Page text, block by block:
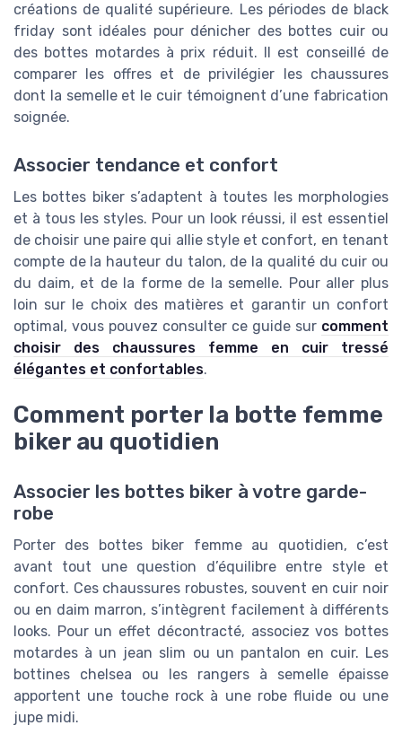
créations de qualité supérieure. Les périodes de black
friday sont idéales pour dénicher des bottes cuir ou
des bottes motardes à prix réduit. Il est conseillé de
comparer les offres et de privilégier les chaussures
dont la semelle et le cuir témoignent d’une fabrication
soignée.
Associer tendance et confort
Les bottes biker s’adaptent à toutes les morphologies
et à tous les styles. Pour un look réussi, il est essentiel
de choisir une paire qui allie style et confort, en tenant
compte de la hauteur du talon, de la qualité du cuir ou
du daim, et de la forme de la semelle. Pour aller plus
loin sur le choix des matières et garantir un confort
optimal, vous pouvez consulter ce guide sur comment
choisir des chaussures femme en cuir tressé
élégantes et confortables.
Comment porter la botte femme
biker au quotidien
Associer les bottes biker à votre garde-
robe
Porter des bottes biker femme au quotidien, c’est
avant tout une question d’équilibre entre style et
confort. Ces chaussures robustes, souvent en cuir noir
ou en daim marron, s’intègrent facilement à différents
looks. Pour un effet décontracté, associez vos bottes
motardes à un jean slim ou un pantalon en cuir. Les
bottines chelsea ou les rangers à semelle épaisse
apportent une touche rock à une robe fluide ou une
jupe midi.